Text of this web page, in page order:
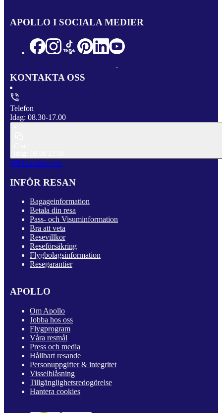
APOLLO I SOCIALA MEDIER
KONTAKTA OSS
Telefon
Idag: 08.30-17.00
Till Kundservice
INFÖR RESAN
Bagageinformation
Betala din resa
Pass- och Visuminformation
Bra att veta
Resevillkor
Reseförsäkring
Flygbolagsinformation
Resegarantier
APOLLO
Om Apollo
Jobba hos oss
Flygprogram
Våra resmål
Press och media
Hållbart resande
Personuppgifter & integritet
Visselblåsning
Tillgänglighetsredogörelse
Hantera cookies